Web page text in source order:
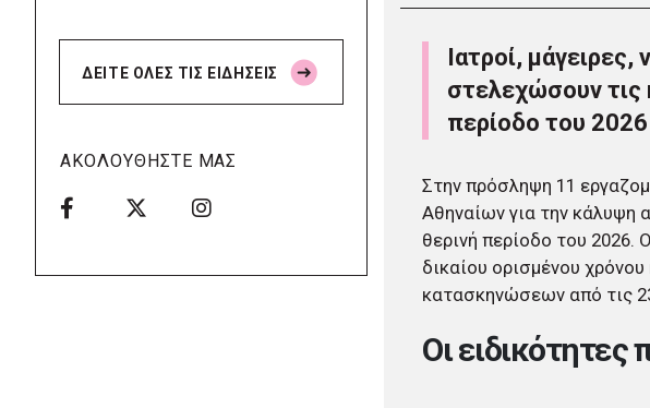
Ιατροί,
στελεχώσουν τις
περίοδο του 2026
Στην πρόσληψη 11
Αθηναίων για την κάλυψη
θερινή περίοδο του 2026.
δικαίου ορισμένου
κατασκηνώσεων από τις
Οι ειδικότητες
Δήμος Μετεώρων: Επενδύει
στην πρωτοβάθμια υγεία με
Δήμος Παπάγου-Χολαργού:
Επαναλαμβανόμενοι
βανδαλισμοί στο δίκτυο
ΔΕΙΤΕ ΟΛΕΣ ΤΙΣ ΕΙΔΗΣΕΙΣ
ΑΚΟΛΟΥΘΗΣΤΕ ΜΑΣ